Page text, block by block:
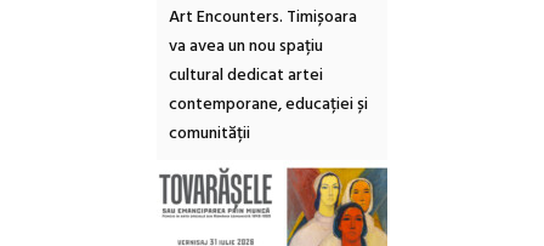
Art Encounters. Timișoara
va avea un nou spațiu
cultural dedicat artei
contemporane, educației și
comunității